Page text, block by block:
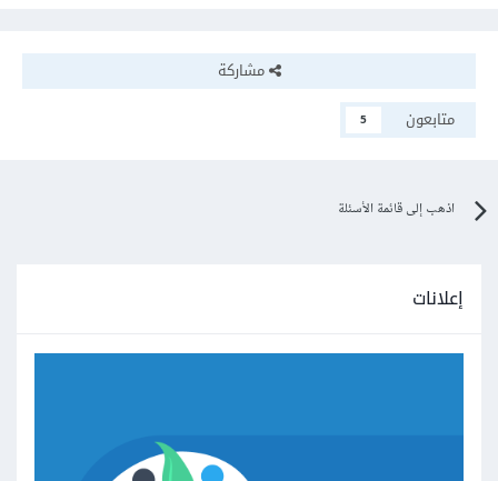
مشاركة
متابعون
5
اذهب إلى قائمة الأسئلة
إعلانات